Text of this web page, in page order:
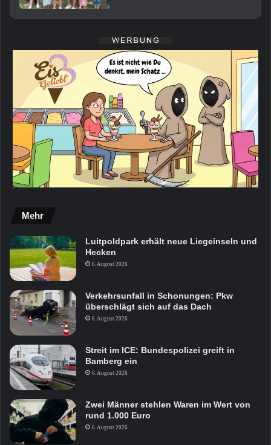
Mehr
Luitpoldpark erhält neue Liegeinseln und
Hecken
6. August 2026
Verkehrsunfall in Schonungen: Pkw
überschlägt sich auf das Dach
6. August 2026
Streit im ICE: Bundespolizei greift in
Bamberg ein
6. August 2026
Zwei Männer stehlen Waren im Wert von
rund 1.000 Euro
6. August 2026